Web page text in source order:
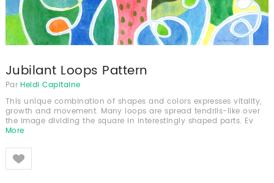
Jubilant Loops Pattern
Par Heidi Capitaine
This unique combination of shapes and colors expresses vitality,
growth and movement. Many loops are spread tendrils-like over
the image dividing the square in interestingly shaped parts. Ev
More
Like